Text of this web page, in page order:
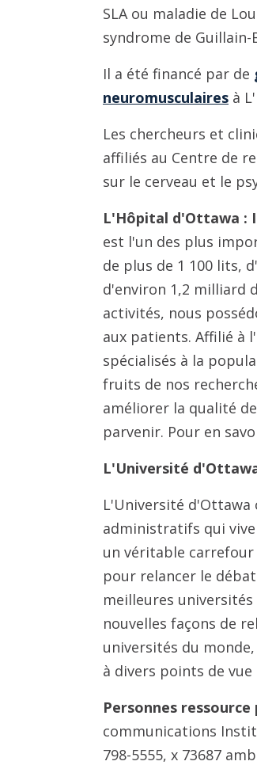
SLA ou maladie de
syndrome de Guillain-
Il a été financé par de
neuromusculaires à
Les chercheurs et
affiliés au Centre de
sur le cerveau et le
L'Hôpital d'Ottawa :
est l'un des plus
de plus de 1 100 lits,
d'environ 1,2 milliard
activités, nous
aux patients. Affilié à
spécialisés à la
fruits de nos
améliorer la qualité
parvenir. Pour en
L'Université
L'Université d'Ottawa
administratifs qui
un véritable carrefour
pour relancer le
meilleures
nouvelles façons de
universités du
à divers points de
Personnes
communications
798-5555, x 73687